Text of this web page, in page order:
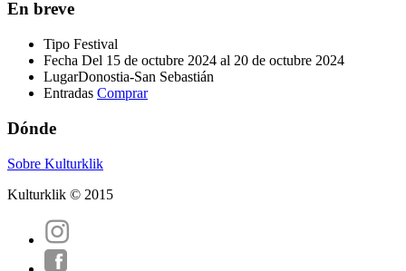
En breve
Tipo Festival
Fecha Del 15 de octubre 2024 al 20 de octubre 2024
LugarDonostia-San Sebastián
Entradas Comprar
Dónde
Sobre Kulturklik
Kulturklik © 2015